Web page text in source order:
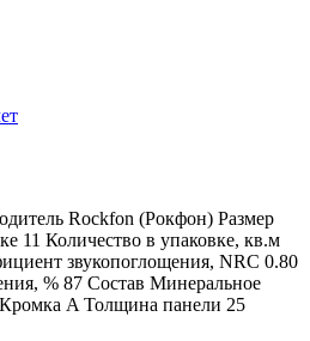
Rockfon (Рокфон) Размер
11 Количество в упаковке, кв.м
звукопоглощения, NRC 0.80
% 87 Состав Минеральное
Кромка A Толщина панели 25